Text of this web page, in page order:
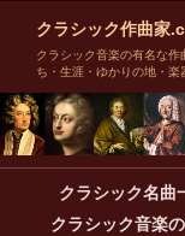
クラシック作曲家
クラシック音楽の有名な
ち・生涯・ゆかりの地・楽
クラシック名曲
クラシック音楽